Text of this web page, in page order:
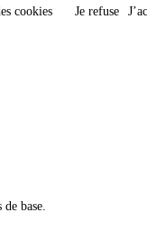
cookies Je refuse
base.